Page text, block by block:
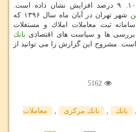
به ماه مشابه سال قبل ۱۰. ۹ درصد افزایش نشان داده است.
شهر تهران در آبان ماه سال ۱۳۹۶ كه
ثبت معاملات املاك و مستغلات
ها و سیاست های اقتصادی بانك
است. مشروح این گزارش را می توانید از
5162
بانك بانك مركزی
معاملات